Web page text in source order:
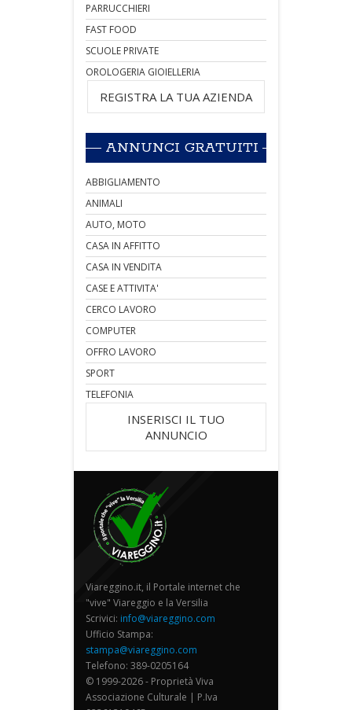
PARRUCCHIERI
FAST FOOD
SCUOLE PRIVATE
OROLOGERIA GIOIELLERIA
REGISTRA LA TUA AZIENDA
ANNUNCI GRATUITI
ABBIGLIAMENTO
ANIMALI
AUTO, MOTO
CASA IN AFFITTO
CASA IN VENDITA
CASE E ATTIVITA'
CERCO LAVORO
COMPUTER
OFFRO LAVORO
SPORT
TELEFONIA
INSERISCI IL TUO
ANNUNCIO
Viareggino.it, il Portale internet che
"vive" Viareggio e la Versilia
Scrivici: info@viareggino.com
Ufficio Stampa:
stampa@viareggino.com
Telefono: 389-0205164
© 1999-2026 - Proprietà Viva
Associazione Culturale | P.Iva